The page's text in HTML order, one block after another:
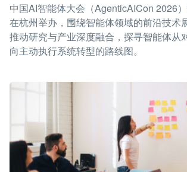
中国AI智能体大会（AgenticAICon 2026
在杭州举办，围绕智能体领域的前沿技术
推动研究与产业深度融合，探寻智能体从
向主动执行系统转型的路线图。